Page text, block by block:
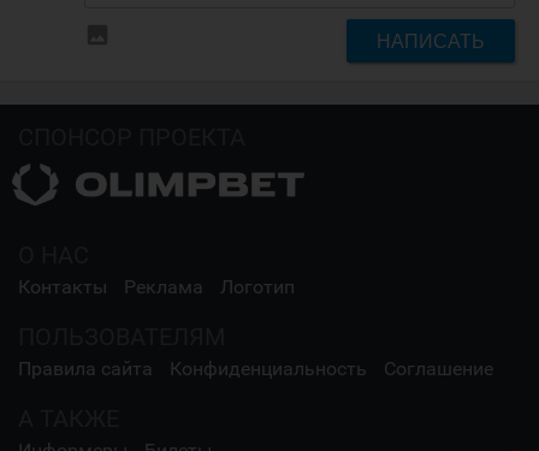
НАПИСАТЬ
Контакты Реклама Логотип
Правила сайта Конфиденциальность Соглашение